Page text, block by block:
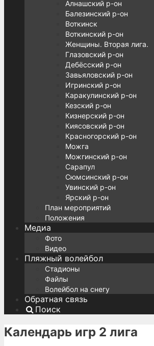
Алнашский р-он
Балезинский р-он
Воткинск
Воткинский р-он
Женщины. Вторая лига.
Глазовский р-он
Дебёсский р-он
Завьяловский р-он
Игринский р-он
Каракулинский р-он
Кезский р-он
Кизнерский р-он
Киясовский р-он
Красногорский р-он
Можга
Можгинский р-он
Сарапул
Сюмсинский р-он
Увинский р-он
Ярский р-он
План мероприятий
Положения
Медиа
Фото
Видео
Пляжный волейбол
Стадионы
Файлы
Волейбол на снегу
Обратная связь
Поиск
Календарь игр 2 лига